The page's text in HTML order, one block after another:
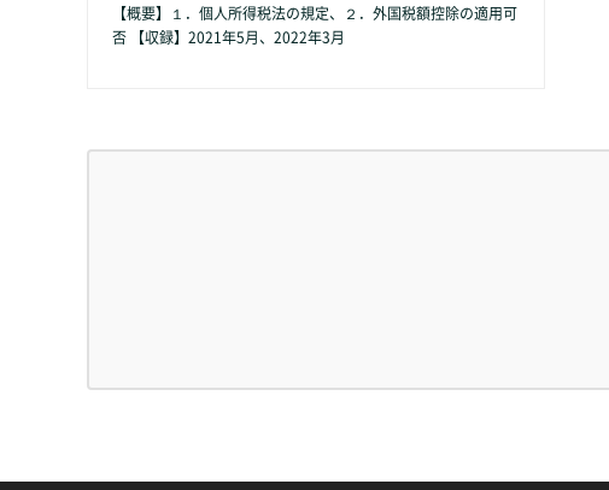
【概要】１．個人所得税法の規定、２．外国税額控除の適用可
否 【収録】2021年5月、2022年3月